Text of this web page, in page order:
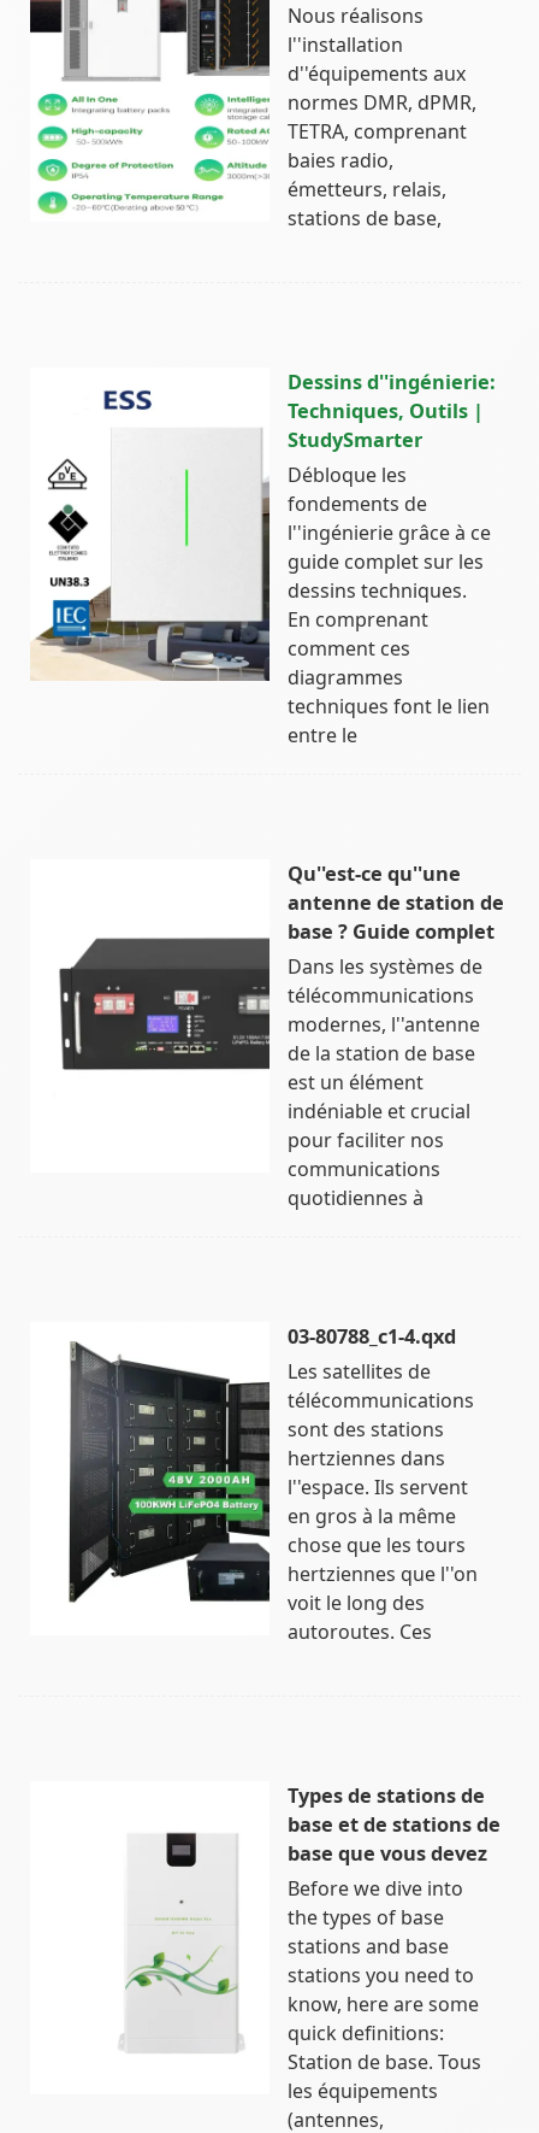
Nous réalisons
l''installation
d''équipements aux
normes DMR, dPMR,
TETRA, comprenant
baies radio,
émetteurs, relais,
stations de base,
Dessins d''ingénierie:
Techniques, Outils |
StudySmarter
Débloque les
fondements de
l''ingénierie grâce à ce
guide complet sur les
dessins techniques.
En comprenant
comment ces
diagrammes
techniques font le lien
entre le
Qu''est-ce qu''une
antenne de station de
base ? Guide complet
Dans les systèmes de
télécommunications
modernes, l''antenne
de la station de base
est un élément
indéniable et crucial
pour faciliter nos
communications
quotidiennes à
03-80788_c1-4.qxd
Les satellites de
télécommunications
sont des stations
hertziennes dans
l''espace. Ils servent
en gros à la même
chose que les tours
hertziennes que l''on
voit le long des
autoroutes. Ces
Types de stations de
base et de stations de
base que vous devez
Before we dive into
the types of base
stations and base
stations you need to
know, here are some
quick definitions:
Station de base. Tous
les équipements
(antennes,